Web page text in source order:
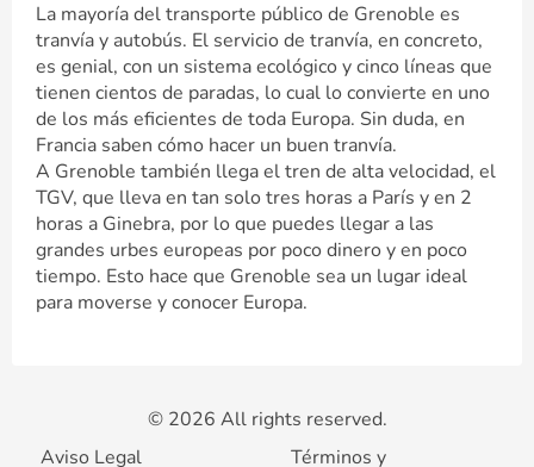
La mayoría del transporte público de Grenoble es
tranvía y autobús. El servicio de tranvía, en concreto,
es genial, con un sistema ecológico y cinco líneas que
tienen cientos de paradas, lo cual lo convierte en uno
de los más eficientes de toda Europa. Sin duda, en
Francia saben cómo hacer un buen tranvía.
A Grenoble también llega el tren de alta velocidad, el
TGV, que lleva en tan solo tres horas a París y en 2
horas a Ginebra, por lo que puedes llegar a las
grandes urbes europeas por poco dinero y en poco
tiempo. Esto hace que Grenoble sea un lugar ideal
para moverse y conocer Europa.
© 2026 All rights reserved.
Aviso Legal
Términos y